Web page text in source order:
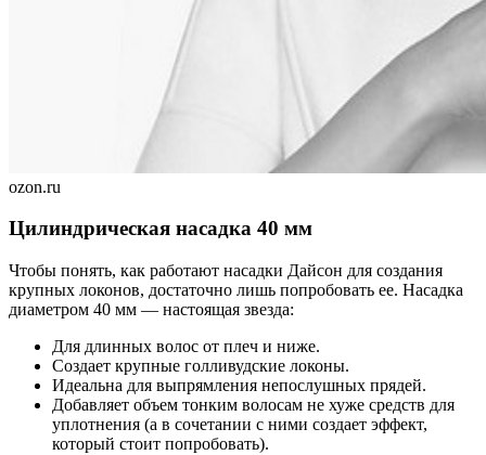
ozon.ru
Цилиндрическая насадка 40 мм
Чтобы понять, как работают насадки Дайсон для создания
крупных локонов, достаточно лишь попробовать ее. Насадка
диаметром 40 мм — настоящая звезда:
Для длинных волос от плеч и ниже.
Создает крупные голливудские локоны.
Идеальна для выпрямления непослушных прядей.
Добавляет объем тонким волосам не хуже средств для
уплотнения (а в сочетании с ними создает эффект,
который стоит попробовать).